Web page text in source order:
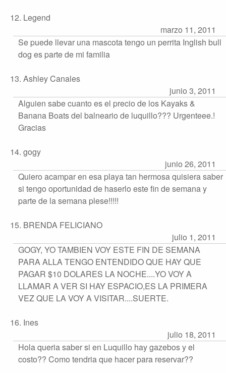
12. Legend
marzo 11, 2011
Se puede llevar una mascota tengo un perrita Inglish bull
dog es parte de mi familia
13. Ashley Canales
junio 3, 2011
Alguien sabe cuanto es el precio de los Kayaks &
Banana Boats del balneario de luquillo??? Urgenteee.!
Gracias
14. gogy
junio 26, 2011
Quiero acampar en esa playa tan hermosa quisiera saber
si tengo oportunidad de haserlo este fin de semana y
parte de la semana plese!!!!!
15. BRENDA FELICIANO
julio 1, 2011
GOGY, YO TAMBIEN VOY ESTE FIN DE SEMANA
PARA ALLA TENGO ENTENDIDO QUE HAY QUE
PAGAR $10 DOLARES LA NOCHE....YO VOY A
LLAMAR A VER SI HAY ESPACIO,ES LA PRIMERA
VEZ QUE LA VOY A VISITAR....SUERTE.
16. Ines
julio 18, 2011
Hola queria saber si en Luquillo hay gazebos y el
costo?? Como tendria que hacer para reservar??